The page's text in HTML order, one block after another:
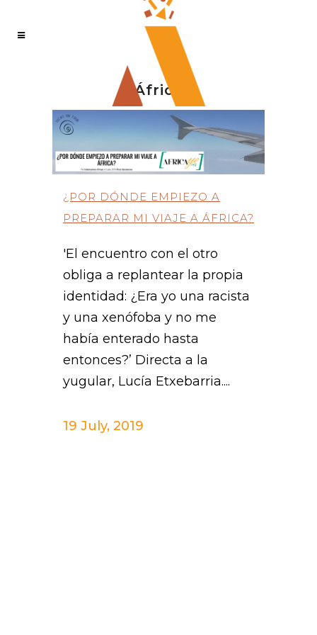
África
¿POR DÓNDE EMPIEZO A
PREPARAR MI VIAJE A ÁFRICA?
'El encuentro con el otro
obliga a replantear la propia
identidad: ¿Era yo una racista
y una xenófoba y no me
había enterado hasta
entonces?’ Directa a la
yugular, Lucía Etxebarria....
19 July, 2019